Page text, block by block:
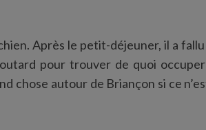
Après le petit-déjeuner, il a
pour trouver de quoi
chose autour de Briançon si ce